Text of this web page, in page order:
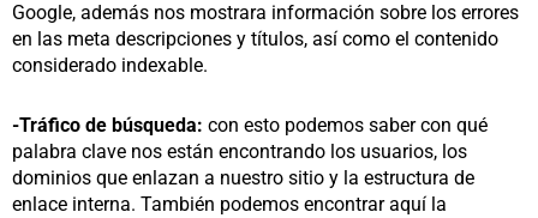
Google, además nos mostrara información sobre los errores
en las meta descripciones y títulos, así como el contenido
considerado indexable.
-Tráfico de búsqueda: con esto podemos saber con qué
palabra clave nos están encontrando los usuarios, los
dominios que enlazan a nuestro sitio y la estructura de
enlace interna. También podemos encontrar aquí la